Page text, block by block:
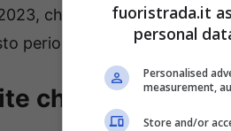
che testimoniano una
periodo.
che numeri da
fuoristrada.it
personal
Personalised
measurement,
Store and/or